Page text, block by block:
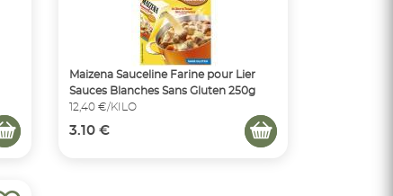
Maizena Sauceline Farine pour Lier
Sauces Blanches Sans Gluten 250g
12,40 €/KILO
3.10 €